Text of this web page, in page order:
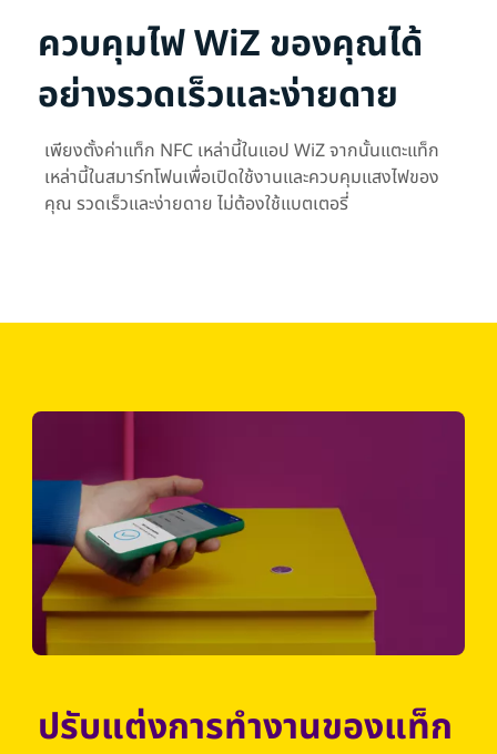
ควบคุมไฟ WiZ ของคุณได้
อย่างรวดเร็วและง่ายดาย
เพียงตั้งค่าแท็ก NFC เหล่านี้ในแอป WiZ จากนั้นแตะแท็ก
เหล่านี้ในสมาร์ทโฟนเพื่อเปิดใช้งานและควบคุมแสงไฟของ
คุณ รวดเร็วและง่ายดาย ไม่ต้องใช้แบตเตอรี่
ปรับแต่งการทำงานของแท็ก